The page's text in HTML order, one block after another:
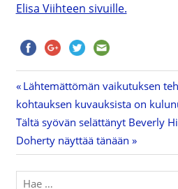
Elisa Viihteen sivuille.
Artikkelien
selaus
Previous
Post:
Lähtemättömän vaikutuksen
kohtauksen kuvauksista on
Next
Post:
Tältä syövän selättänyt Beverly
Doherty näyttää tänään